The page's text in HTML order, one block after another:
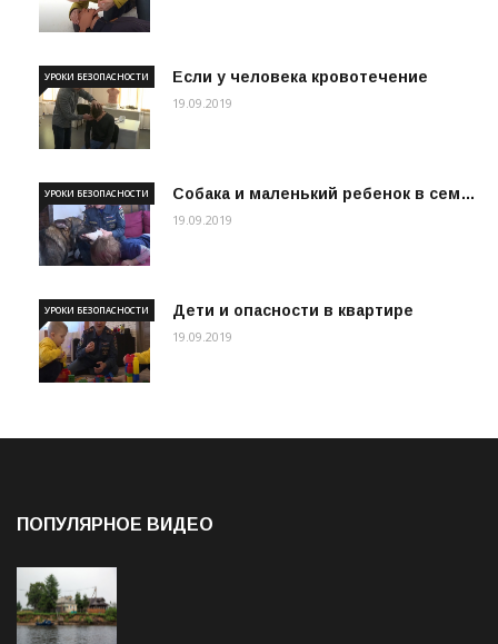
Если у человека кровотечение
УРОКИ БЕЗОПАСНОСТИ
19.09.2019
Собака и маленький ребенок в сем…
УРОКИ БЕЗОПАСНОСТИ
19.09.2019
Дети и опасности в квартире
УРОКИ БЕЗОПАСНОСТИ
19.09.2019
ПОПУЛЯРНОЕ ВИДЕО